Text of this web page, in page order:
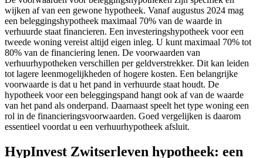
wijken af van een gewone hypotheek. Vanaf augustus 2024 mag
een beleggingshypotheek maximaal 70% van de waarde in
verhuurde staat financieren. Een investeringshypotheek voor een
tweede woning vereist altijd eigen inleg. U kunt maximaal 70% tot
80% van de financiering lenen. De voorwaarden van
verhuurhypotheken verschillen per geldverstrekker. Dit kan leiden
tot lagere leenmogelijkheden of hogere kosten. Een belangrijke
voorwaarde is dat u het pand in verhuurde staat houdt. De
hypotheek voor een beleggingspand hangt ook af van de waarde
van het pand als onderpand. Daarnaast speelt het type woning een
rol in de financieringsvoorwaarden. Goed vergelijken is daarom
essentieel voordat u een verhuurhypotheek afsluit.
HypInvest Zwitserleven hypotheek: een